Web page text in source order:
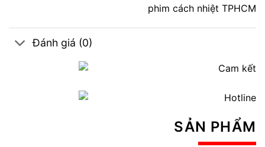
phim cách nhiệt TPHCM
Đánh giá (0)
SẢN PHẨM